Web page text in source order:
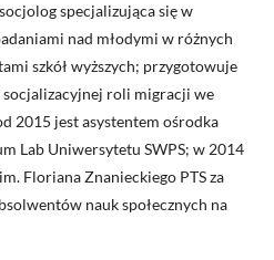
specjalizująca się w
nad młodymi w różnych
szkół wyższych; przygotowuje
roli migracji we
2015 jest asystentem ośrodka
Lab Uniwersytetu SWPS; w 2014
Floriana Znanieckiego PTS za
nauk społecznych na